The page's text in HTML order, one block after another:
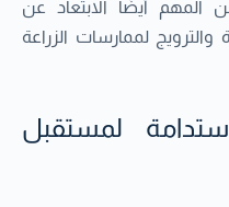
من المهم أيضًا الابتعاد عن
والترويج لممارسات الزراعة
لمستقبل